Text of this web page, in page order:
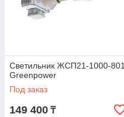
Светильник ЖСП21-1000-801
Greenpower
Под заказ
149 400 ₸